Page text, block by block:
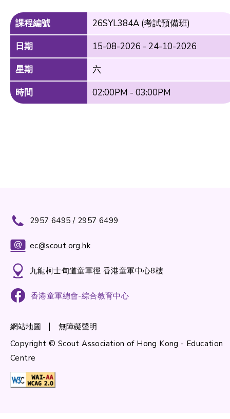
課程編號
26SYL384A (考試預備班)
日期
15-08-2026 - 24-10-2026
星期
六
時間
02:00PM - 03:00PM
2957 6495 / 2957 6499
ec@scout.org.hk
九龍柯士甸道童軍徑 香港童軍中心8樓
香港童軍總會-綜合教育中心
網站地圖
無障礙聲明
Copyright © Scout Association of Hong Kong - Education
Centre